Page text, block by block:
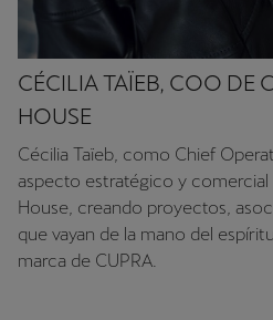
CÉCILIA TAÏEB, COO DE
HOUSE
Cécilia Taïeb, como Chief
aspecto estratégico y comercial
House, creando proyectos,
que vayan de la mano del
marca de CUPRA.